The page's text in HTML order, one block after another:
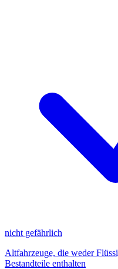
nicht gefährlich
Altfahrzeuge, die weder
Bestandteile enthalten